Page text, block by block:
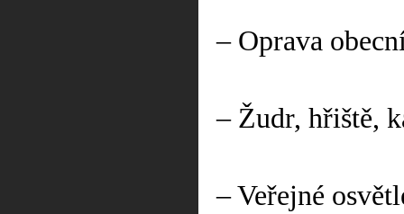
– Oprava
– Žudr, hřiště,
– Veřejné